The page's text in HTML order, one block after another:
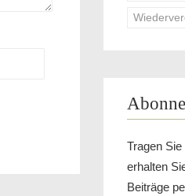
Tragen
erhalten
Beiträge